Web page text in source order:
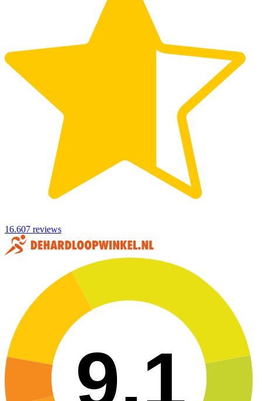
16.607 reviews
9,1